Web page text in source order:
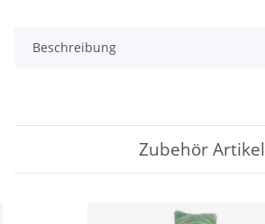
Beschreibung
Zubehör Artikel